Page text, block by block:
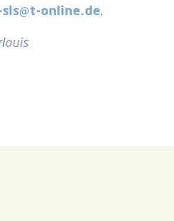
online.de.